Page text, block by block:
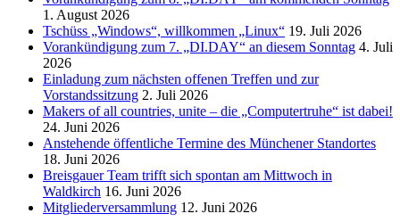
1. August 2026
Tschüss „Windows“, willkommen „Linux“ 19. Juli 2026
Vorankündigung zum 7. „DI.DAY“ an diesem Sonntag 4. Juli
2026
Einladung zum nächsten offenen Treffen und zur
Vorstandssitzung 2. Juli 2026
Makers of all countries, unite – die „Computertruhe“ ist dabei!
24. Juni 2026
Anstehende öffentliche Termine des Münchener Standortes
18. Juni 2026
Breisgauer Team trifft sich spontan am Mittwoch in
Waldkirch 16. Juni 2026
Mitgliederversammlung 12. Juni 2026